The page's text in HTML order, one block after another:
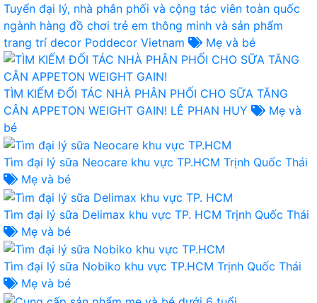
Tuyển đại lý, nhà phân phối và cộng tác viên toàn quốc
ngành hàng đồ chơi trẻ em thông minh và sản phẩm
trang trí decor Poddecor Vietnam Mẹ và bé
TÌM KIẾM ĐỐI TÁC NHÀ PHÂN PHỐI CHO SỮA TĂNG
CÂN APPETON WEIGHT GAIN! LÊ PHAN HUY
Mẹ và
bé
Tìm đại lý sữa Neocare khu vực TP.HCM Trịnh Quốc Thái
Mẹ và bé
Tìm đại lý sữa Delimax khu vực TP. HCM Trịnh Quốc Thái
Mẹ và bé
Tìm đại lý sữa Nobiko khu vực TP.HCM Trịnh Quốc Thái
Mẹ và bé